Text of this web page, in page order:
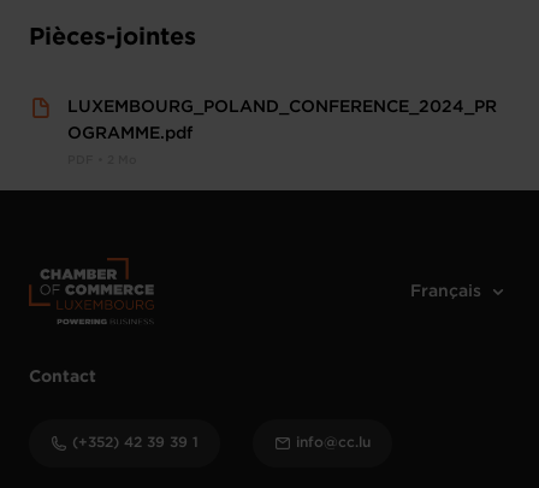
Pièces-jointes
LUXEMBOURG_POLAND_CONFERENCE_2024_PR
OGRAMME.pdf
Contact
(+352) 42 39 39 1 info@cc.lu